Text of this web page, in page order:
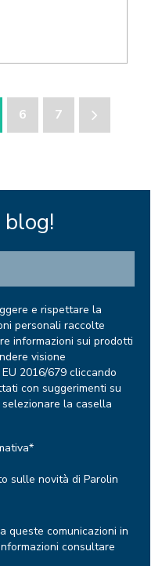
6 7
e rispettare la
personali raccolte
informazioni sui prodotti
visione
2016/679 cliccando
con suggerimenti su
la casella
*
sulle novità di Parolin
queste comunicazioni in
consultare